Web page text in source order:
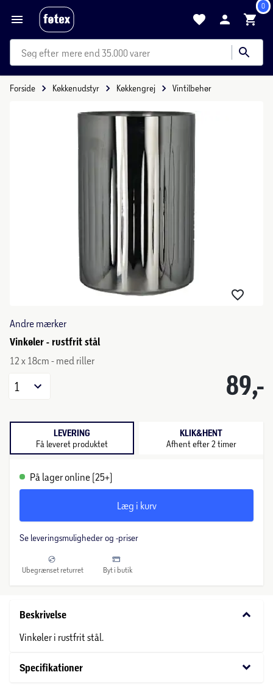
0
mere end 35.000 varer
Forside Køkkenudstyr Køkkengrej Vintilbehør
Andre mærker
Vinkøler - rustfrit stål
12 x 18cm - med riller
89,-
1
LEVERING
Få leveret produktet
KLIK&HENT
Afhent efter 2 timer
På lager online (25+)
Læg i kurv
Se leveringsmuligheder og -priser
Ubegrænset returret Byt i butik
Beskrivelse keyboard_arrow_down
Vinkøler i rustfrit stål.
Specifikationer keyboard_arrow_down